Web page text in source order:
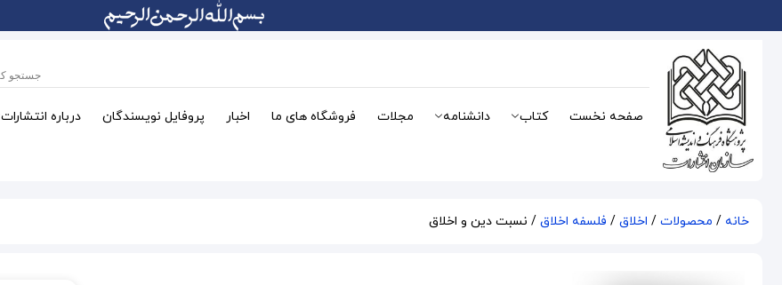
صفحه نخست کتاب دانشنامه مجلات فروشگاه های ما اخبار پروفایل نویسندگان درباره انتشارات
خانه / محصولات / اخلاق / فلسفه اخلاق / نسبت دین و اخلاق